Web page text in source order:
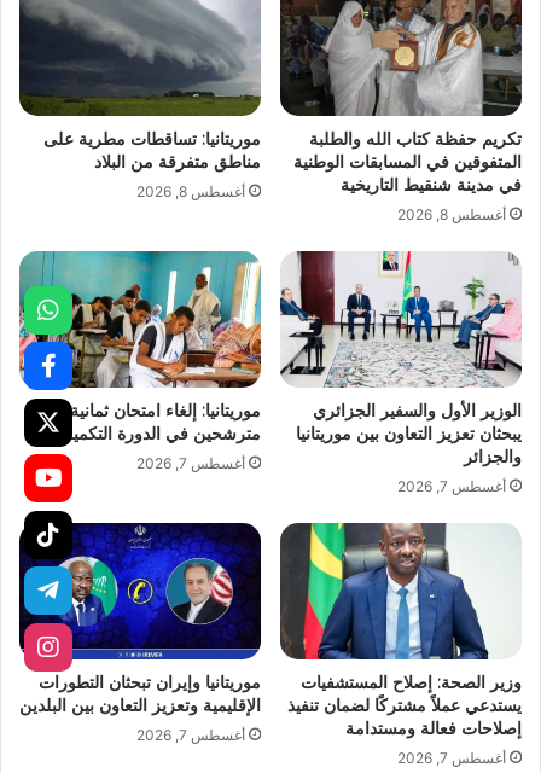
تكريم حفظة كتاب الله والطلبة
المتفوقين في المسابقات الوطنية
في مدينة شنقيط التاريخية
أغسطس 8, 2026
موريتانيا: تساقطات مطرية على
مناطق متفرقة من البلاد
أغسطس 8, 2026
الوزير الأول والسفير الجزائري
يبحثان تعزيز التعاون بين موريتانيا
والجزائر
أغسطس 7, 2026
موريتانيا: إلغاء امتحان ثمانية
مترشحين في الدورة التكميلية
أغسطس 7, 2026
وزير الصحة: إصلاح المستشفيات
يستدعي عملاً مشتركًا لضمان تنفيذ
إصلاحات فعالة ومستدامة
أغسطس 7, 2026
موريتانيا وإيران تبحثان التطورات
الإقليمية وتعزيز التعاون بين البلدين
أغسطس 7, 2026